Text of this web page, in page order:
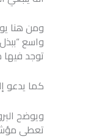
ومن هنا
واسع
توجد
كما يدعو
تعطي